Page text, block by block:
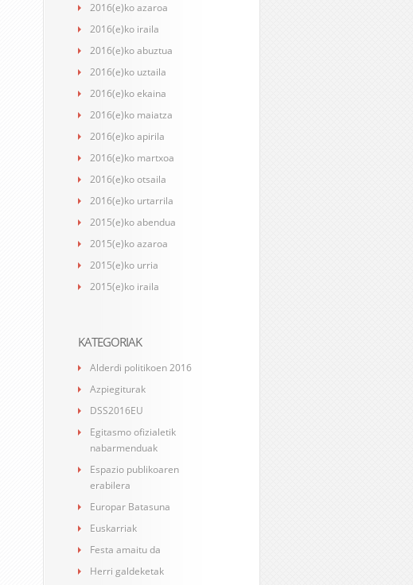
2016(e)ko azaroa
2016(e)ko iraila
2016(e)ko abuztua
2016(e)ko uztaila
2016(e)ko ekaina
2016(e)ko maiatza
2016(e)ko apirila
2016(e)ko martxoa
2016(e)ko otsaila
2016(e)ko urtarrila
2015(e)ko abendua
2015(e)ko azaroa
2015(e)ko urria
2015(e)ko iraila
KATEGORIAK
Alderdi politikoen 2016
Azpiegiturak
DSS2016EU
Egitasmo ofizialetik
nabarmenduak
Espazio publikoaren
erabilera
Europar Batasuna
Euskarriak
Festa amaitu da
Herri galdeketak